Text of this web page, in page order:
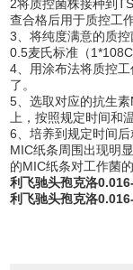
2将质控菌株接种到
查合格后用于质控工
3、将纯度满意的质
0.5麦氏标准（
4、用涂布法将质控
了。
5、选取对应的抗生
上，按照规定时间和
6、培养到规定时间
MIC纸条周围出现明
的MIC纸条对工作菌
利飞驰头孢克洛
利飞驰头孢克洛